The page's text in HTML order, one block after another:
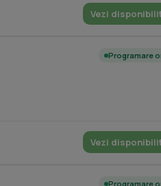
Vezi
Programare
Vezi
Programare